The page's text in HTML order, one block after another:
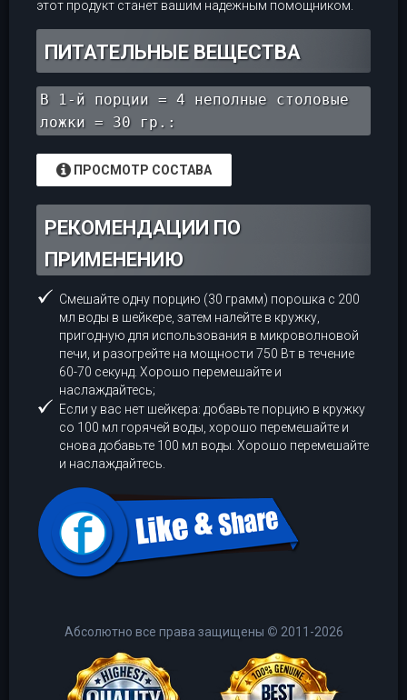
этот продукт станет вашим надежным помощником.
ПИТАТЕЛЬНЫЕ ВЕЩЕСТВА
В 1-й порции = 4 неполные столовые
ложки = 30 гр.:
ПРОСМОТР СОСТАВА
РЕКОМЕНДАЦИИ ПО
ПРИМЕНЕНИЮ
Смешайте одну порцию (30 грамм) порошка с 200
мл воды в шейкере, затем налейте в кружку,
пригодную для использования в микроволновой
печи, и разогрейте на мощности 750 Вт в течение
60-70 секунд. Хорошо перемешайте и
наслаждайтесь;
Если у вас нет шейкера: добавьте порцию в кружку
со 100 мл горячей воды, хорошо перемешайте и
снова добавьте 100 мл воды. Хорошо перемешайте
и наслаждайтесь.
Абсолютно все права защищены © 2011-2026